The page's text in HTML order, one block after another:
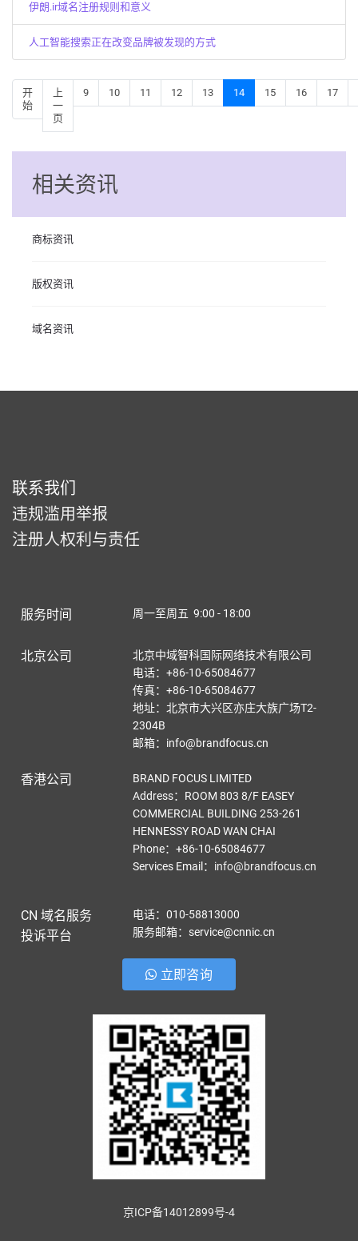
伊朗.ir域名注册规则和意义
人工智能搜索正在改变品牌被发现的方式
开
始
上
一
页
9 10 11 12 13 14 15 16 17
相关资讯
商标资讯
版权资讯
域名资讯
联系我们
违规滥用举报
注册人权利与责任
服务时间 周一至周五 9:00 - 18:00
北京公司
北京中域智科国际网络技术有限公司
电话：+86-10-65084677
传真：+86-10-65084677
地址：北京市大兴区亦庄大族广场T2-
2304B
邮箱：info@brandfocus.cn
香港公司
BRAND FOCUS LIMITED
Address：ROOM 803 8/F EASEY
COMMERCIAL BUILDING 253-261
HENNESSY ROAD WAN CHAI
Phone：+86-10-65084677
Services Email ： info@brandfocus.cn
CN 域名服务
投诉平台
电话：010-58813000
服务邮箱：service@cnnic.cn
立即咨询
京ICP备14012899号-4